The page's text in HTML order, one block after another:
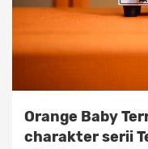
Orange Baby
charakter serii